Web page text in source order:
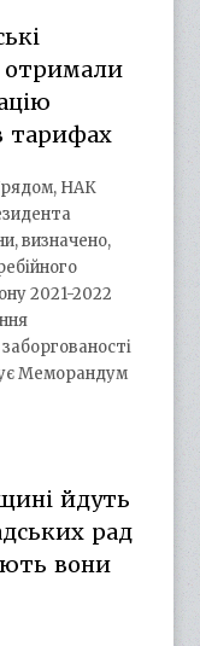
тарифах
НАК
визначено,
2021-2022
Меморандум
йдуть
рад
вони